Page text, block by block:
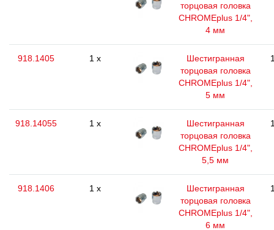
торцовая головка
CHROMEplus 1/4",
4 мм
918.1405 1 x
Шестигранная
торцовая головка
CHROMEplus 1/4",
5 мм
918.14055 1 x
Шестигранная
торцовая головка
CHROMEplus 1/4",
5,5 мм
918.1406 1 x
Шестигранная
торцовая головка
CHROMEplus 1/4",
6 мм